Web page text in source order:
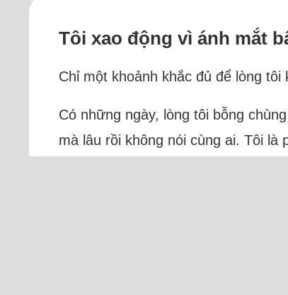
Tôi xao động vì ánh mắt
Chỉ một khoảnh khắc đủ để lòng
Có những ngày, lòng tôi bỗng
mà lâu rồi không nói cùng ai. Tôi